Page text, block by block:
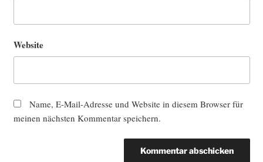
Website
Name, E-Mail-Adresse und Website in diesem Browser für
meinen nächsten Kommentar speichern.